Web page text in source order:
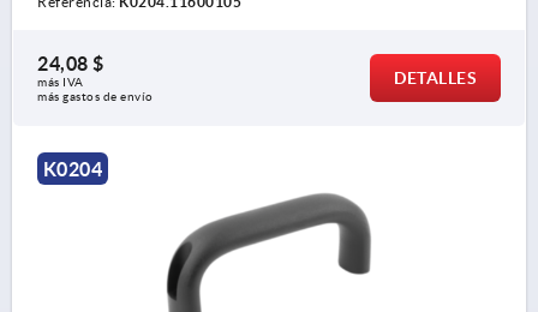
24,08 $
más IVA
más gastos de envío
DETALLES
K0204